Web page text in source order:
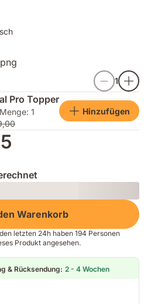
1
Pro Topper
1
Hinzufügen
Warenkorb
letzten 24h haben 194 Personen
Produkt angesehen.
& Rücksendung: 2 - 4 Wochen